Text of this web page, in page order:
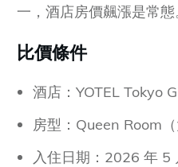
一，酒店房價飆漲是常態
比價條件
酒店：YOTEL Tokyo
房型：Queen Room（
入住日期：2026 年 5